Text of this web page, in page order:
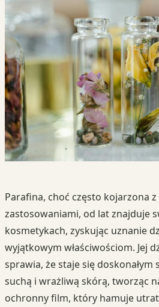
Parafina, choć często kojarzona
zastosowaniami, od lat znajduje
kosmetykach, zyskując uznanie
wyjątkowym właściwościom. Jej
sprawia, że staje się doskonałym
suchą i wrażliwą skórą, tworząc
ochronny film, który hamuje